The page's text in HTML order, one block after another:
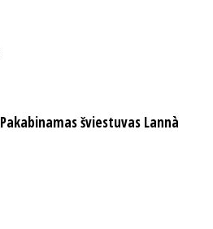
Pakabinamas šviestuvas Lannà